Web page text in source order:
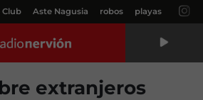
Aste Nagusia robos playas
extranjeros